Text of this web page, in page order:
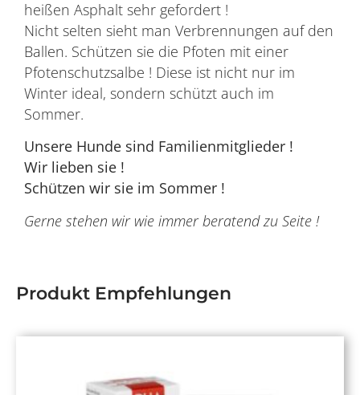
heißen Asphalt sehr gefordert !
Nicht selten sieht man Verbrennungen auf den
Ballen. Schützen sie die Pfoten mit einer
Pfotenschutzsalbe ! Diese ist nicht nur im
Winter ideal, sondern schützt auch im
Sommer.
Unsere Hunde sind Familienmitglieder !
Wir lieben sie !
Schützen wir sie im Sommer !
Gerne stehen wir wie immer beratend zu Seite !
Produkt Empfehlungen